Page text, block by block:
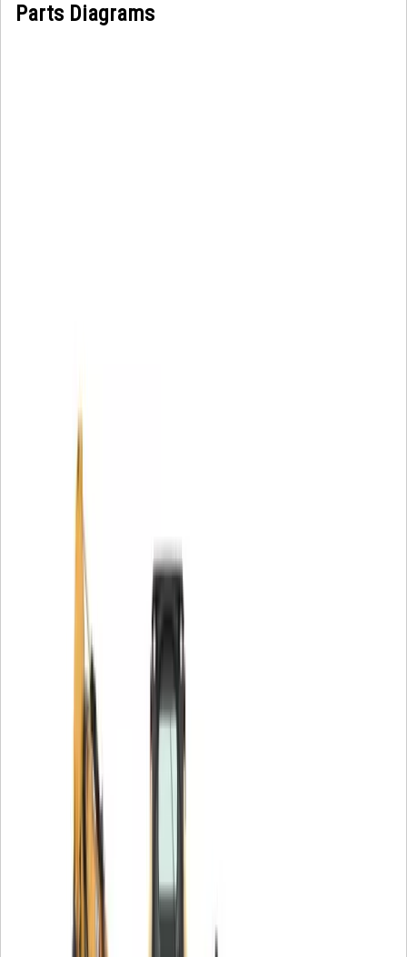
Parts Diagrams